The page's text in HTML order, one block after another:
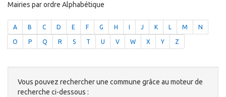
Mairies par ordre Alphabétique
A B C D E F G H J K L M N
O P Q R S T U V W X Y Z
Vous pouvez rechercher une commune grâce au moteur de
recherche ci-dessous :